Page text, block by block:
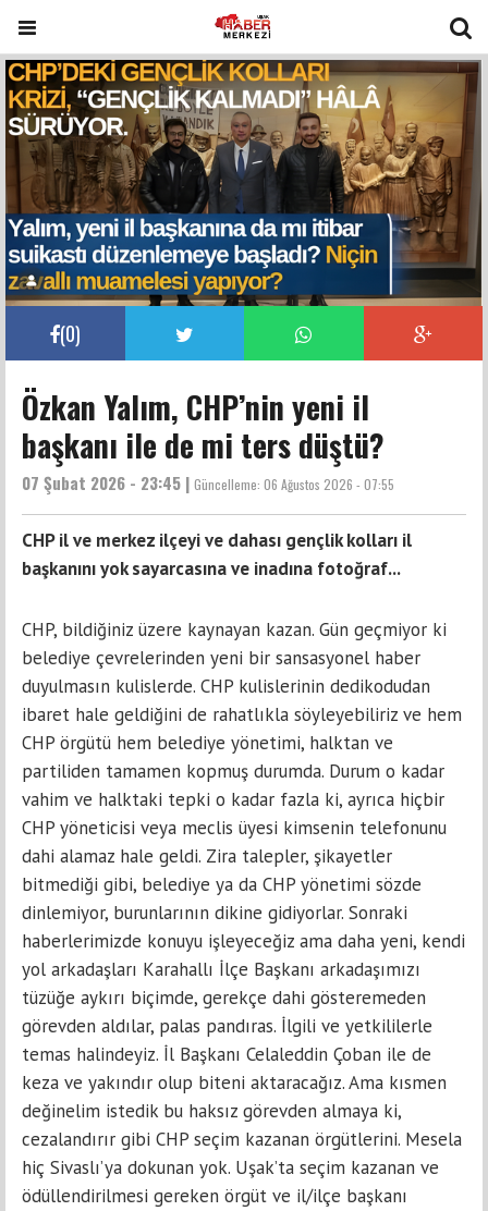
(0)
Özkan Yalım, CHP’nin yeni il
başkanı ile de mi ters düştü?
07 Şubat 2026 - 23:45 | Güncelleme: 06 Ağustos 2026 - 07:55
CHP il ve merkez ilçeyi ve dahası gençlik kolları il
başkanını yok sayarcasına ve inadına fotoğraf...
CHP, bildiğiniz üzere kaynayan kazan. Gün geçmiyor ki
belediye çevrelerinden yeni bir sansasyonel haber
duyulmasın kulislerde. CHP kulislerinin dedikodudan
ibaret hale geldiğini de rahatlıkla söyleyebiliriz ve hem
CHP örgütü hem belediye yönetimi, halktan ve
partiliden tamamen kopmuş durumda. Durum o kadar
vahim ve halktaki tepki o kadar fazla ki, ayrıca hiçbir
CHP yöneticisi veya meclis üyesi kimsenin telefonunu
dahi alamaz hale geldi. Zira talepler, şikayetler
bitmediği gibi, belediye ya da CHP yönetimi sözde
dinlemiyor, burunlarının dikine gidiyorlar. Sonraki
haberlerimizde konuyu işleyeceğiz ama daha yeni, kendi
yol arkadaşları Karahallı İlçe Başkanı arkadaşımızı
tüzüğe aykırı biçimde, gerekçe dahi gösteremeden
görevden aldılar, palas pandıras. İlgili ve yetkililerle
temas halindeyiz. İl Başkanı Celaleddin Çoban ile de
keza ve yakındır olup biteni aktaracağız. Ama kısmen
değinelim istedik bu haksız görevden almaya ki,
cezalandırır gibi CHP seçim kazanan örgütlerini. Mesela
hiç Sivaslı’ya dokunan yok. Uşak’ta seçim kazanan ve
ödüllendirilmesi gereken örgüt ve il/ilçe başkanı